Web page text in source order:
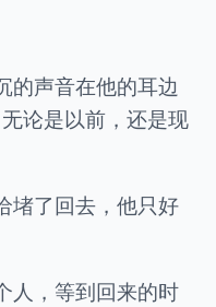
的声音在他的耳边
论是以前，还是现
堵了回去，他只好
人，等到回来的时